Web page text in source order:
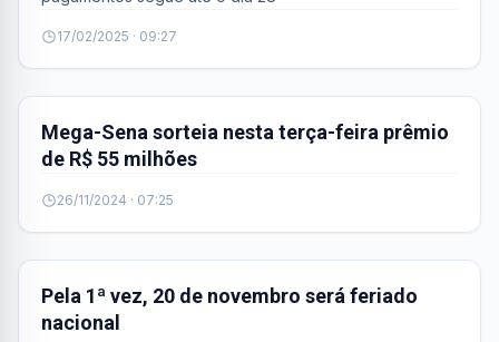
17/02/2025 · 09:27
BRASIL
Mega-Sena sorteia nesta terça-feira prêmio
de R$ 55 milhões
26/11/2024 · 07:25
BRASIL
Pela 1ª vez, 20 de novembro será feriado
nacional